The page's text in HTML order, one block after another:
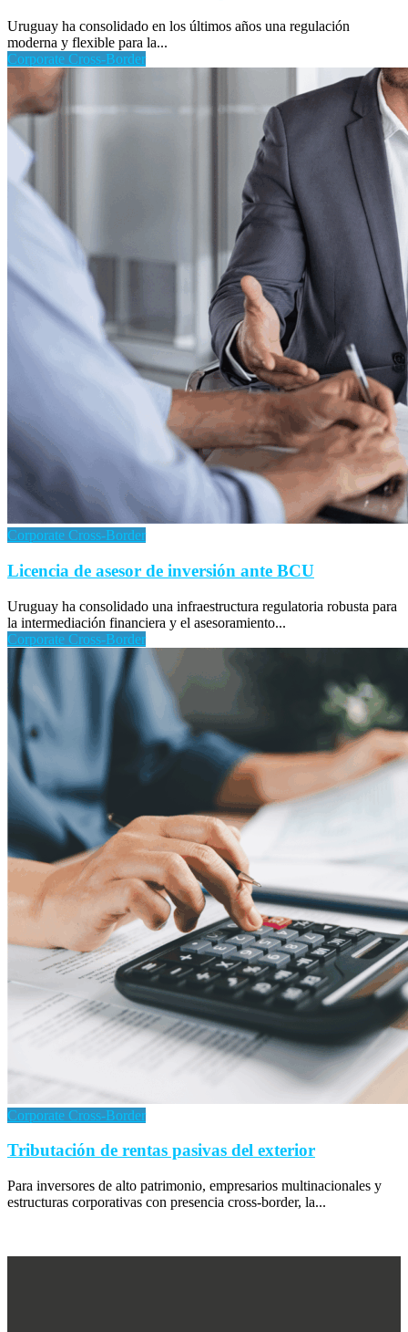
Uruguay ha consolidado en los últimos años una regulación
moderna y flexible para la...
Corporate Cross-Border
Corporate Cross-Border
Licencia de asesor de inversión ante BCU
Uruguay ha consolidado una infraestructura regulatoria robusta para
la intermediación financiera y el asesoramiento...
Corporate Cross-Border
Corporate Cross-Border
Tributación de rentas pasivas del exterior
Para inversores de alto patrimonio, empresarios multinacionales y
estructuras corporativas con presencia cross-border, la...